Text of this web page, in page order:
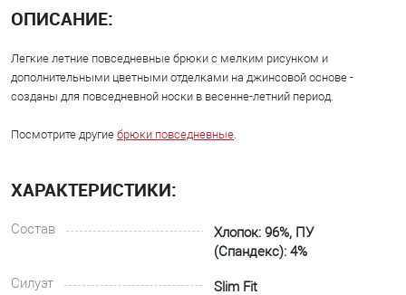
ОПИСАНИЕ:
Легкие летние повседневные брюки с мелким рисунком и
дополнительными цветными отделками на джинсовой основе -
созданы для повседневной носки в весенне-летний период.
Посмотрите другие брюки повседневные.
ХАРАКТЕРИСТИКИ:
Состав
Хлопок: 96%, ПУ
(Спандекс): 4%
Силуэт
Slim Fit